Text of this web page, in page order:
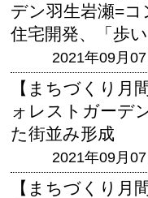
デン羽生岩瀬=
住宅開発、「歩
2021年09月
【まちづくり月
ォレストガーデ
た街並み形成
2021年09月
【まちづくり月